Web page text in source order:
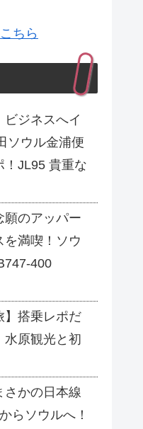
こちら
ビジネスへイ
ソウル金浦便
！JL95 貴重な
願のアッパー
を満喫！ソウ
400
】搭乗レポだ
水原観光と初
さかの日本線
らソウルへ！